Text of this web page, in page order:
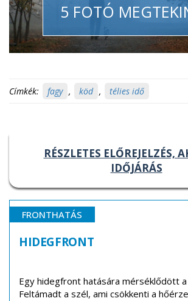
5 FOTÓ
Címkék: fagy , köd , télies idő
RÉSZLETES ELŐREJELZÉS,
IDŐJÁRÁS
FRONTHATÁS
HIDEGFRONT
Egy hidegfront hatására mérséklődött
Feltámadt a szél, ami csökkenti a